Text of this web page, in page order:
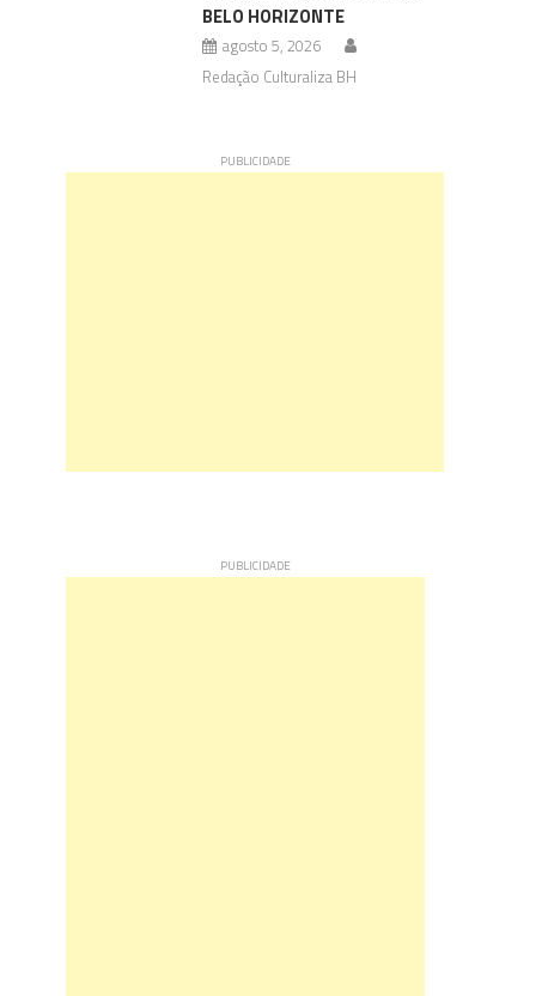
BELO HORIZONTE
agosto 5, 2026
Redação Culturaliza BH